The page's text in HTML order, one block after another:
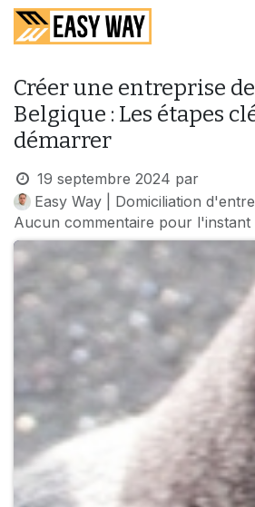
SE RENDRE AU CONTENU
Créer une entreprise
Belgique : Les étapes
démarrer
19 septembre 2024 par
Easy Way | Domiciliation
Aucun commentaire pour l'instant